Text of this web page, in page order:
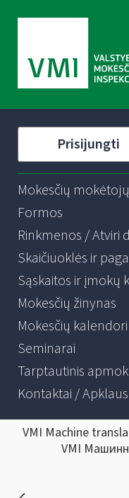
Prisijungti
Mokesčių
Formos
Rinkmenos / Atviri
Skaičiuoklės ir
Sąskaitos ir įmokų
Mokesčių žinynas
Mokesčių
Seminarai
Tarptautinis
Kontaktai /
VMI Machine
VMI